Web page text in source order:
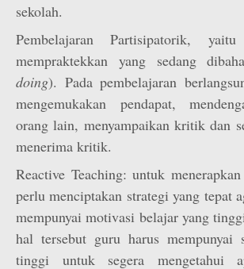
sekolah.
Pembelajaran Partisipatorik,
mempraktekkan yang sedang
doing). Pada pembelajaran
mengemukakan pendapat,
orang lain, menyampaikan kritik dan
menerima kritik.
Reactive Teaching: untuk
perlu menciptakan strategi yang tepat
mempunyai motivasi belajar yang
hal tersebut guru harus mempunyai
tinggi untuk segera mengetahui